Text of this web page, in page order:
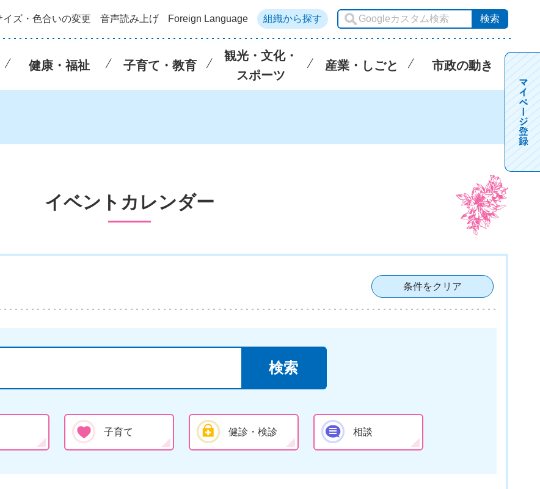
イズ・色合いの変更 音声読み上げ Foreign Language 組織から探す
健康・福祉 子育て・教育
観光・文化・
スポーツ
産業・しごと 市政の動き
イベントカレンダー
条件をクリア
子育て 健診・検診 相談